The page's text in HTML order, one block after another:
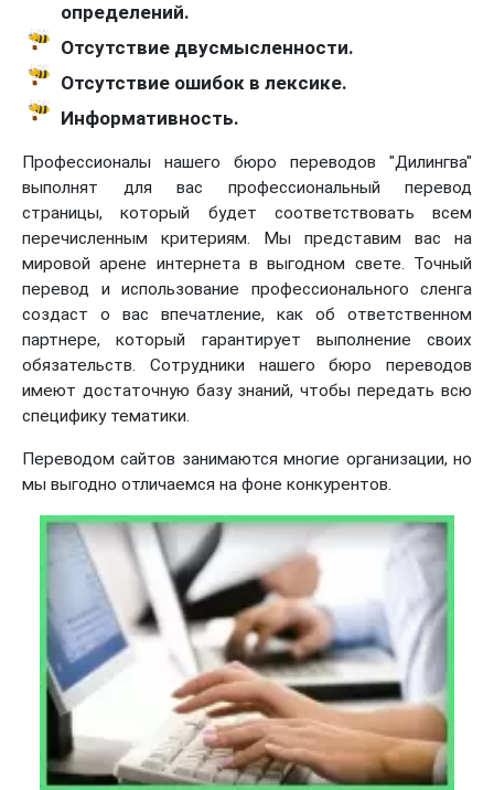
определений.
Отсутствие двусмысленности.
Отсутствие ошибок в лексике.
Информативность.
Профессионалы нашего бюро переводов "Дилингва"
выполнят для вас профессиональный перевод
страницы, который будет соответствовать всем
перечисленным критериям. Мы представим вас на
мировой арене интернета в выгодном свете. Точный
перевод и использование профессионального сленга
создаст о вас впечатление, как об ответственном
партнере, который гарантирует выполнение своих
обязательств. Сотрудники нашего бюро переводов
имеют достаточную базу знаний, чтобы передать всю
специфику тематики.
Переводом сайтов занимаются многие организации, но
мы выгодно отличаемся на фоне конкурентов.